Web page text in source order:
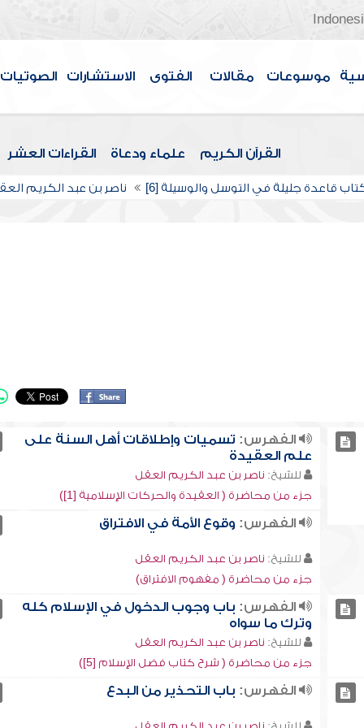
موسوعات مقالات الفتوى الاستشارات الصوتيات
القرآن الكريم علماء ودعاة القراءات العشر
قاعدة جليلة في التوسل والوسيلة [6] ناصر بن عبد الكريم
الفهرس: تسميات وإطلاقات أهل السنة على
علم العقيدة
للشيخ: ناصر بن عبد الكريم العقل
جزء من محاضرة ( العقيدة والحركات الإسلامية [1])
الفهرس: وقوع الأمة في الافتراق
للشيخ: ناصر بن عبد الكريم العقل
جزء من محاضرة ( مفهوم الافتراق)
الفهرس: باب وجوب الدخول في الإسلام كله
وترك ما سواه
للشيخ: ناصر بن عبد الكريم العقل
جزء من محاضرة ( شرح كتاب فضل الإسلام [5])
الفهرس: باب التحذير من البدع